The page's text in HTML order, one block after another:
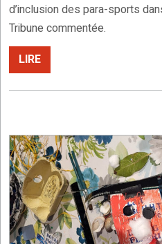
d’inclusion des para-sports
Tribune commentée.
LIRE